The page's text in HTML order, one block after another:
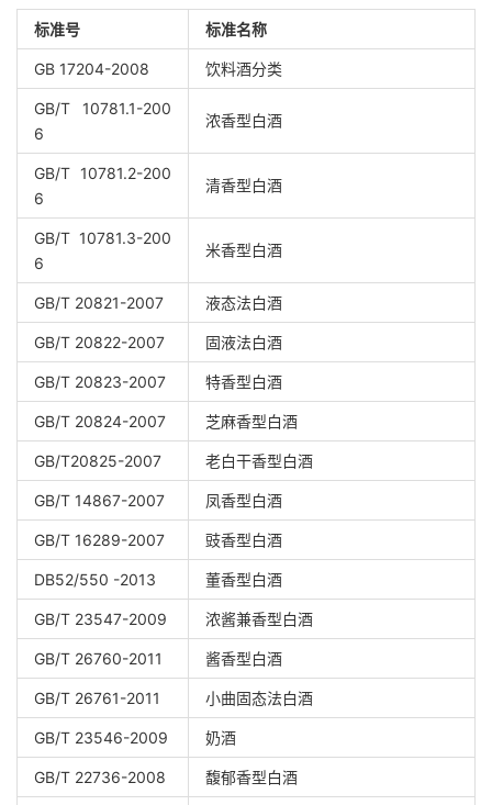
标准号 标准名称
GB 17204-2008 饮料酒分类
GB/T 10781.1-200
6
浓香型白酒
GB/T 10781.2-200
6
清香型白酒
GB/T 10781.3-200
6
米香型白酒
GB/T 20821-2007 液态法白酒
GB/T 20822-2007 固液法白酒
GB/T 20823-2007 特香型白酒
GB/T 20824-2007 芝麻香型白酒
GB/T20825-2007 老白干香型白酒
GB/T 14867-2007 凤香型白酒
GB/T 16289-2007 豉香型白酒
DB52/550 -2013 董香型白酒
GB/T 23547-2009 浓酱兼香型白酒
GB/T 26760-2011 酱香型白酒
GB/T 26761-2011 小曲固态法白酒
GB/T 23546-2009 奶酒
GB/T 22736-2008 馥郁香型白酒